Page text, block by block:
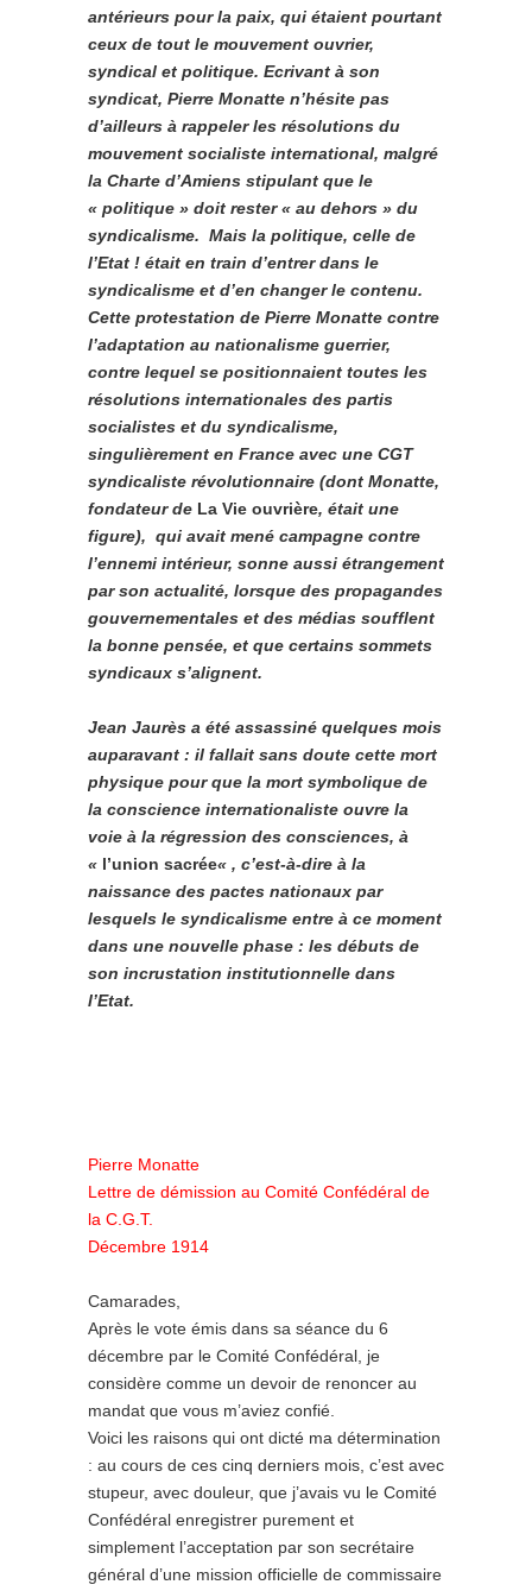
antérieurs pour la paix, qui étaient pourtant
ceux de tout le mouvement ouvrier,
syndical et politique. Ecrivant à son
syndicat, Pierre Monatte n’hésite pas
d’ailleurs à rappeler les résolutions du
mouvement socialiste international, malgré
la Charte d’Amiens stipulant que le
« politique » doit rester « au dehors » du
syndicalisme. Mais la politique, celle de
l’Etat ! était en train d’entrer dans le
syndicalisme et d’en changer le contenu.
Cette protestation de Pierre Monatte contre
l’adaptation au nationalisme guerrier,
contre lequel se positionnaient toutes les
résolutions internationales des partis
socialistes et du syndicalisme,
singulièrement en France avec une CGT
syndicaliste révolutionnaire (dont Monatte,
fondateur de La Vie ouvrière, était une
figure), qui avait mené campagne contre
l’ennemi intérieur, sonne aussi étrangement
par son actualité, lorsque des propagandes
gouvernementales et des médias soufflent
la bonne pensée, et que certains sommets
syndicaux s’alignent.
Jean Jaurès a été assassiné quelques mois
auparavant : il fallait sans doute cette mort
physique pour que la mort symbolique de
la conscience internationaliste ouvre la
voie à la régression des consciences, à
« l’union sacrée« , c’est-à-dire à la
naissance des pactes nationaux par
lesquels le syndicalisme entre à ce moment
dans une nouvelle phase : les débuts de
son incrustation institutionnelle dans
l’Etat.
Pierre Monatte
Lettre de démission au Comité Confédéral de
la C.G.T.
Décembre 1914
Camarades,
Après le vote émis dans sa séance du 6
décembre par le Comité Confédéral, je
considère comme un devoir de renoncer au
mandat que vous m’aviez confié.
Voici les raisons qui ont dicté ma détermination
: au cours de ces cinq derniers mois, c’est avec
stupeur, avec douleur, que j’avais vu le Comité
Confédéral enregistrer purement et
simplement l’acceptation par son secrétaire
général d’une mission officielle de commissaire